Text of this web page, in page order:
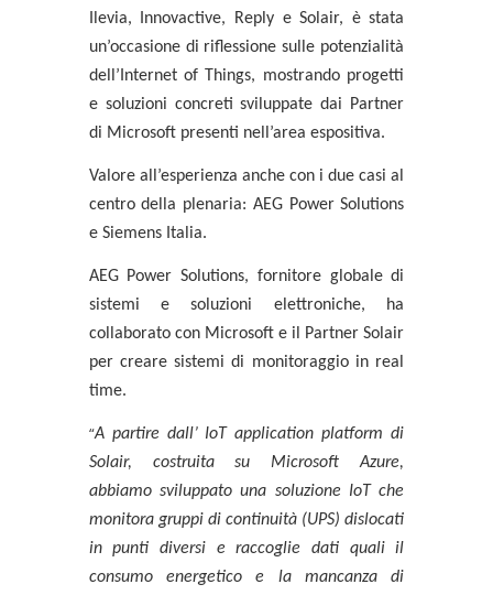
Ilevia, Innovactive, Reply eSolair, è stata
un’occasione di riflessione sulle potenzialità
dell’Internet of Things, mostrando progetti
e soluzioni concreti sviluppate dai Partner
di Microsoft presenti nell’area espositiva.
Valore all’esperienza anche con i due casi al
centro della plenaria: AEG Power Solutions
e Siemens Italia.
AEG Power Solutions, fornitore globale di
sistemi e soluzioni elettroniche, ha
collaborato con Microsoft e il Partner Solair
per creare sistemi di monitoraggio in real
time.
“A partire dall’ IoT application platform di
Solair, costruita su Microsoft Azure,
abbiamo sviluppato una soluzione IoT che
monitora gruppi di continuità (UPS) dislocati
in punti diversi e raccoglie dati quali il
consumo energetico e la mancanza di